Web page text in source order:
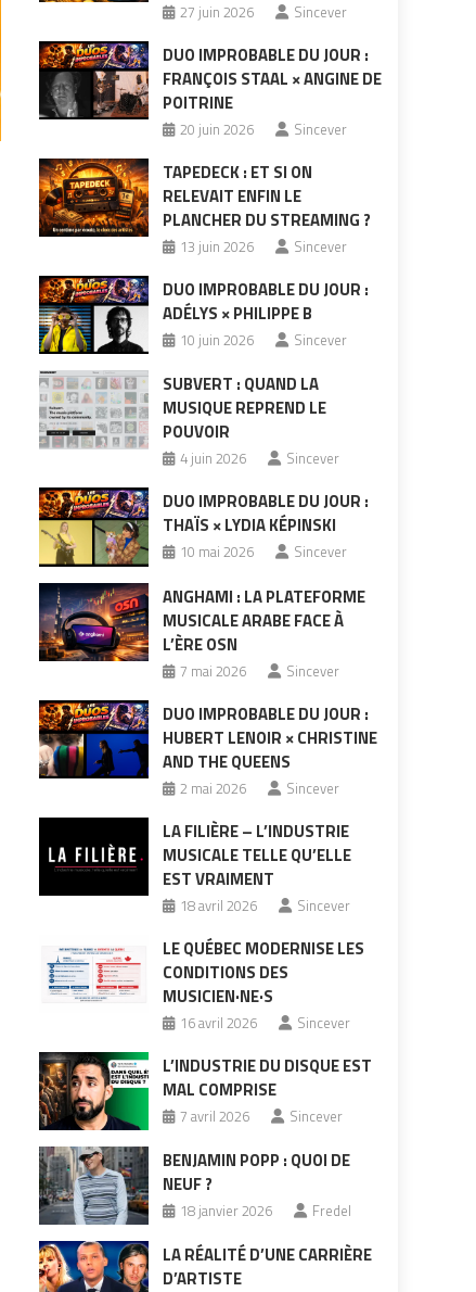
27 juin 2026 Sincever
DUO IMPROBABLE DU JOUR :
FRANÇOIS STAAL × ANGINE DE
POITRINE
20 juin 2026 Sincever
TAPEDECK : ET SI ON
RELEVAIT ENFIN LE
PLANCHER DU STREAMING ?
13 juin 2026 Sincever
DUO IMPROBABLE DU JOUR :
ADÉLYS × PHILIPPE B
10 juin 2026 Sincever
SUBVERT : QUAND LA
MUSIQUE REPREND LE
POUVOIR
4 juin 2026 Sincever
DUO IMPROBABLE DU JOUR :
THAÏS × LYDIA KÉPINSKI
10 mai 2026 Sincever
ANGHAMI : LA PLATEFORME
MUSICALE ARABE FACE À
L’ÈRE OSN
7 mai 2026 Sincever
DUO IMPROBABLE DU JOUR :
HUBERT LENOIR × CHRISTINE
AND THE QUEENS
2 mai 2026 Sincever
LA FILIÈRE – L’INDUSTRIE
MUSICALE TELLE QU’ELLE
EST VRAIMENT
18 avril 2026 Sincever
LE QUÉBEC MODERNISE LES
CONDITIONS DES
MUSICIEN·NE·S
16 avril 2026 Sincever
L’INDUSTRIE DU DISQUE EST
MAL COMPRISE
7 avril 2026 Sincever
BENJAMIN POPP : QUOI DE
NEUF ?
18 janvier 2026 Fredel
LA RÉALITÉ D’UNE CARRIÈRE
D’ARTISTE